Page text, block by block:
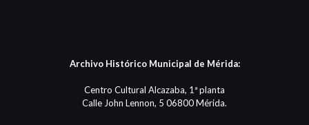
Archivo Histórico Municipal de Mérida:
Centro Cultural Alcazaba, 1ª planta
Calle John Lennon, 5 06800 Mérida.